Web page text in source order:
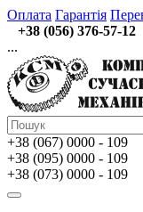
Оплата Гарантія
+38 (056) 376-57-12
...
+38 (067) 0000 - 109
+38 (095) 0000 - 109
+38 (073) 0000 - 109